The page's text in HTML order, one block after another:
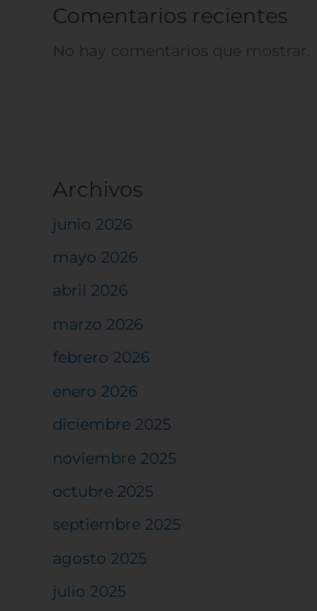
Comentarios recientes
No hay comentarios que mostrar.
Archivos
junio 2026
mayo 2026
abril 2026
marzo 2026
febrero 2026
enero 2026
diciembre 2025
noviembre 2025
octubre 2025
septiembre 2025
agosto 2025
julio 2025